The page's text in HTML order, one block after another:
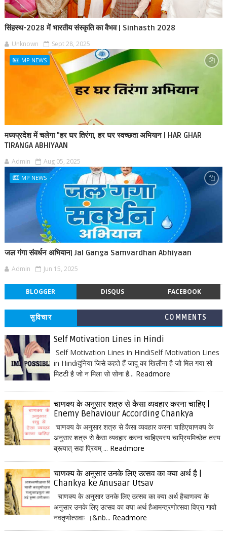
सिंहस्थ-2028 में भारतीय संस्कृति का वैभव | Sinhasth 2028
Unknown Sept 28, 2025
MP NEWS
मध्यप्रदेश में चलेगा "हर घर तिरंगा, हर घर स्वच्छता अभियान | HAR GHAR
TIRANGA ABHIYAAN
Admin Aug 05, 2025
MP NEWS
जल गंगा संवर्धन अभियान| Jal Ganga Samvardhan Abhiyaan
Admin Jun 15, 2025
BLOGGER DISQUS FACEBOOK
सुविचार COMMENTS
Self Motivation Lines in Hindi
Self Motivation Lines in HindiSelf Motivation Lines
in Hindiदुनिया जिसे कहते हैं जादू का खिलौना है जो मिल गया सो
मिटटी है जो न मिला सो सोना है... Readmore
चाणक्य के अनुसार शत्रु से कैसा व्यवहार करना चाहिए |
Enemy Behaviour According Chankya
चाणक्य के अनुसार शत्रु से कैसा व्यवहार करना चाहिएचाणक्य के
अनुसार शत्रु से कैसा व्यवहार करना चाहिएयस्य चाप्रियमिच्छेत तस्य
ब्रूयात् सदा प्रियम् ... Readmore
चाणक्य के अनुसार उनके लिए उत्सव का क्या अर्थ है |
Chankya ke Anusaar Utsav
चाणक्य के अनुसार उनके लिए उत्सव का क्या अर्थ हैचाणक्य के
अनुसार उनके लिए उत्सव का क्या अर्थ हैआमन्त्रणोत्सवा विप्रा गावो
नवतृणोत्सवाः ।&nb... Readmore